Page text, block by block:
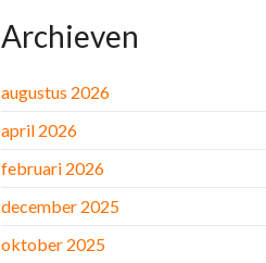
Archieven
augustus 2026
april 2026
februari 2026
december 2025
oktober 2025